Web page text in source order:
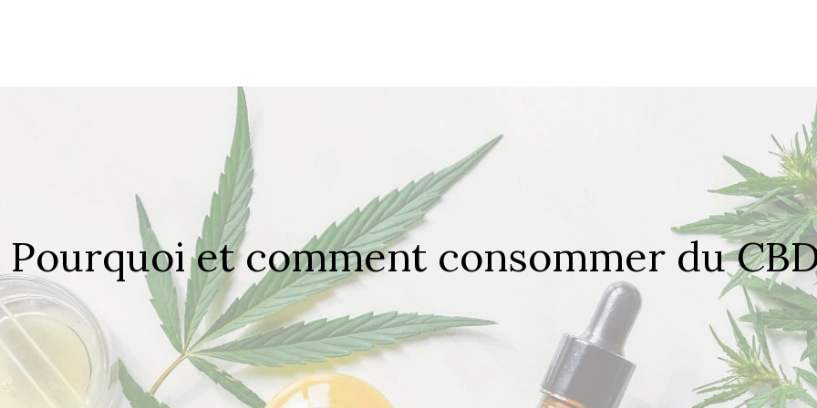
Pourquoi et comment consommer du